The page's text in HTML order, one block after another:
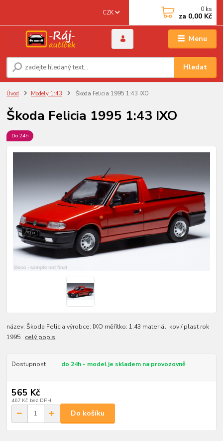
Menu
CZK
Hledat
0 ks
za 0,00 Kč
Úvod Modely 1:43 Škoda Felicia 1995 1:43 IXO
Škoda Felicia 1995 1:43 IXO
Do 24h
název: Škoda Felicia výrobce: IXO měřítko: 1:43 materiál: kov / plast rok
1995 celý popis
Dostupnost do 24h - model je skladem na provozovně
565 Kč
467 Kč bez DPH
Do košíku